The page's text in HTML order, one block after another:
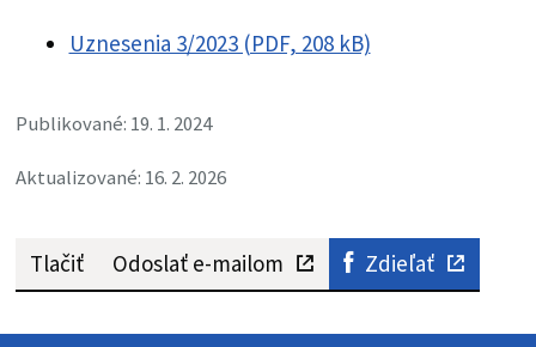
Uznesenia 3/2023 (PDF, 208 kB)
Publikované: 19. 1. 2024
Aktualizované: 16. 2. 2026
Tlačiť Odoslať e-mailom Zdieľať